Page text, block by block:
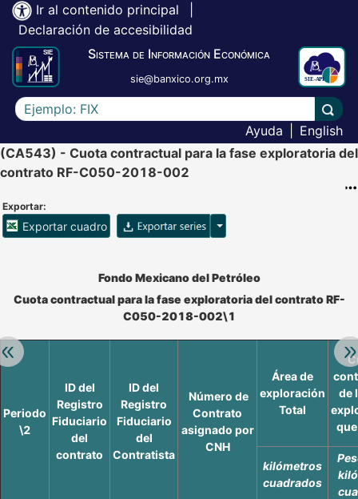
Ir al contenido principal
Declaración de accesibilidad
Sistema de Información Económica
sie@banxico.org.mx
Escriba el texto a buscar
Ayuda
English
(CA543) - Cuota contractual para la fase exploratoria del
contrato RF-C050-2018-002
Exportar:
Exportar cuadro Opciones para exportar
Retroceder:
Accesibilidad de Cuadros Analíticos, al exportar el cuadro
Fondo Mexicano del Petróleo
Cuota contractual para la fase exploratoria del contrato RF-
C050-2018-002\1
Periodo
\2
ID del
Registro
Fiduciario
del
contrato
ID del
Registro
Fiduciario
del
Contratista
Número de
Contrato
asignado por
CNH
Área de
exploración
Total
de
kilómetros
cuadrados